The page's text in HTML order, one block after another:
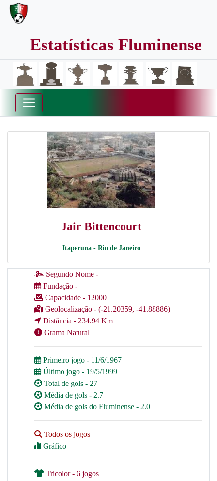
Estatísticas Fluminense
Jair Bittencourt
Itaperuna - Rio de Janeiro
Segundo Nome -
Fundação -
Capacidade - 12000
Geolocalização - (-21.20359, -41.88886)
Distância - 234.94 Km
Grama Natural
Primeiro jogo - 11/6/1967
Último jogo - 19/5/1999
Total de gols - 27
Média de gols - 2.7
Média de gols do Fluminense - 2.0
Todos os jogos
Gráfico
Tricolor - 6 jogos